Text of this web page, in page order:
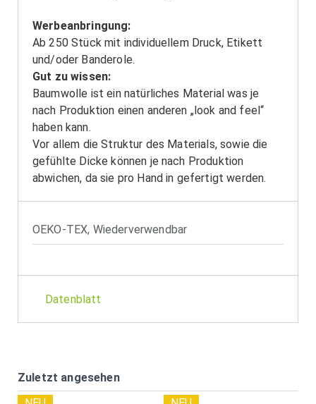
Werbeanbringung:
Ab 250 Stück mit individuellem Druck, Etikett
und/oder Banderole.
Gut zu wissen:
Baumwolle ist ein natürliches Material was je
nach Produktion einen anderen „look and feel“
haben kann.
Vor allem die Struktur des Materials, sowie die
gefühlte Dicke können je nach Produktion
abwichen, da sie pro Hand in gefertigt werden.
OEKO-TEX, Wiederverwendbar
Datenblatt
Zuletzt angesehen